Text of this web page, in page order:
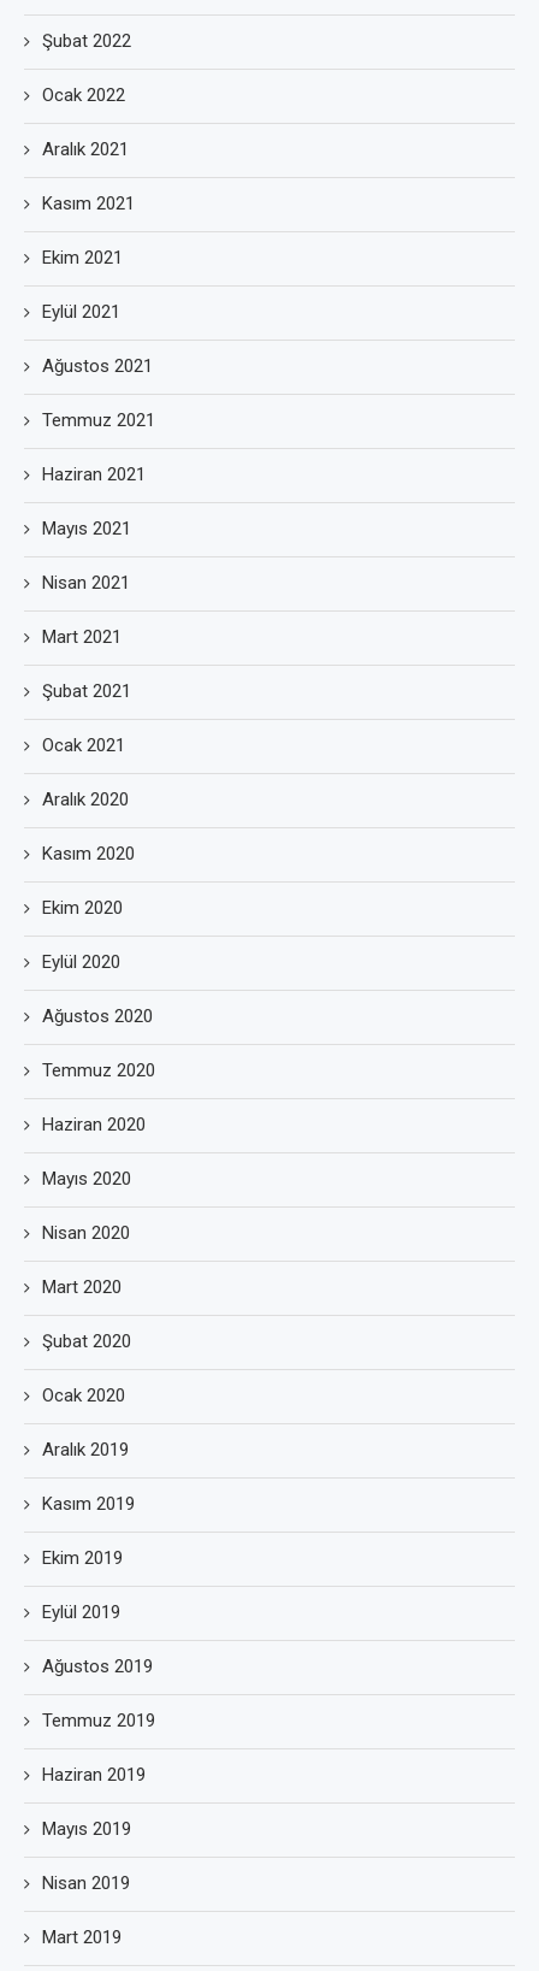
Şubat 2022
Ocak 2022
Aralık 2021
Kasım 2021
Ekim 2021
Eylül 2021
Ağustos 2021
Temmuz 2021
Haziran 2021
Mayıs 2021
Nisan 2021
Mart 2021
Şubat 2021
Ocak 2021
Aralık 2020
Kasım 2020
Ekim 2020
Eylül 2020
Ağustos 2020
Temmuz 2020
Haziran 2020
Mayıs 2020
Nisan 2020
Mart 2020
Şubat 2020
Ocak 2020
Aralık 2019
Kasım 2019
Ekim 2019
Eylül 2019
Ağustos 2019
Temmuz 2019
Haziran 2019
Mayıs 2019
Nisan 2019
Mart 2019